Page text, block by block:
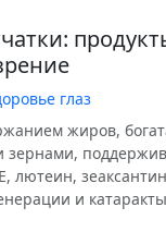
глаз
жиров,
лютеин,
и